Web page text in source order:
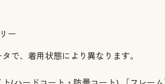
ー
で、着用状態により異なります。